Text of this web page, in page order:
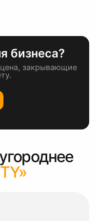
бизнеса?
закрывающие